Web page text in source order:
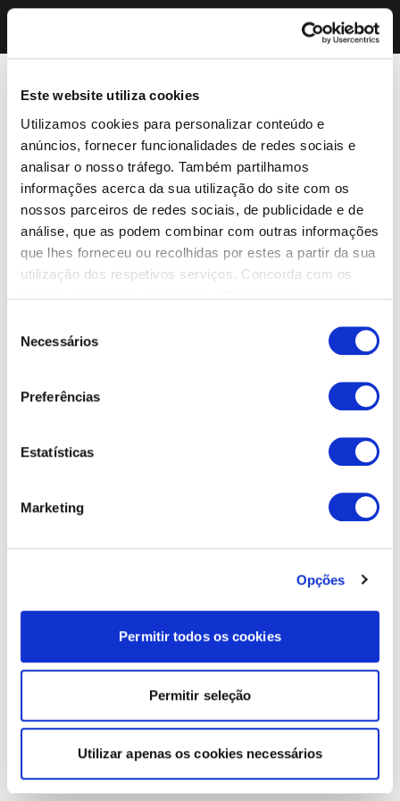
Este website utiliza cookies
Utilizamos cookies para personalizar conteúdo e
anúncios, fornecer funcionalidades de redes sociais e
analisar o nosso tráfego. Também partilhamos
informações acerca da sua utilização do site com os
nossos parceiros de redes sociais, de publicidade e de
análise, que as podem combinar com outras informações
que lhes forneceu ou recolhidas por estes a partir da sua
utilização dos respetivos serviços. Concorda com os
Necessários
Preferências
Estatísticas
Marketing
Opções
Permitir todos os cookies
Permitir seleção
Utilizar apenas os cookies necessários